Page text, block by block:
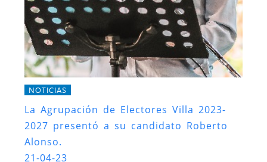
NOTICIAS
La Agrupación de Electores Villa 2023-
2027 presentó a su candidato Roberto
Alonso.
21-04-23